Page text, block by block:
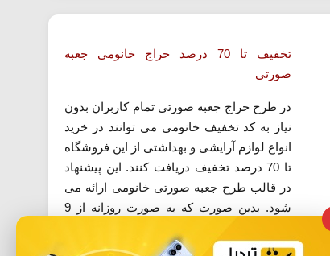
تخفیف تا 70 درصد حراج خانومی جعبه
صورتی
در طرح حراج جعبه صورتی تمام کاربران بدون
نیاز به کد تخفیف خانومی می توانند در خرید
انواع لوازم آرایشی و بهداشتی از این فروشگاه
تا 70 درصد تخفیف دریافت کنند. این پیشنهاد
در قالب طرح جعبه صورتی خانومی ارائه می
شود. بدین صورت که به صورت روزانه از 9
تخفیف...